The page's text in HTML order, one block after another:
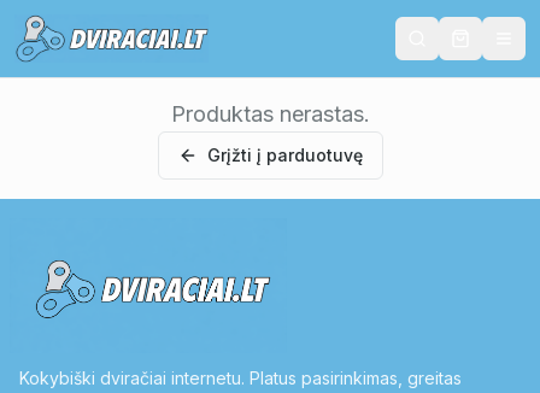
Produktas nerastas.
Grįžti į parduotuvę
Kokybiški dviračiai internetu. Platus pasirinkimas, greitas